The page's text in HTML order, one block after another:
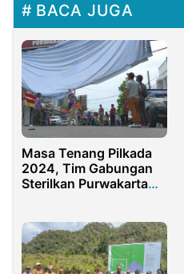
BACA JUGA
Masa Tenang Pilkada
2024, Tim Gabungan
Sterilkan Purwakarta